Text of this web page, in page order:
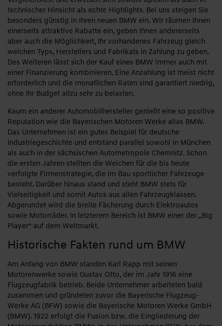
technischer Hinsicht als echte Highlights. Bei uns steigen Sie
besonders günstig in Ihren neuen BMW ein. Wir räumen Ihnen
einerseits attraktive Rabatte ein, geben Ihnen andererseits
aber auch die Möglichkeit, Ihr vorhandenes Fahrzeug gleich
welchen Typs, Herstellers und Fabrikats in Zahlung zu geben.
Des Weiteren lässt sich der Kauf eines BMW immer auch mit
einer Finanzierung kombinieren. Eine Anzahlung ist meist nicht
erforderlich und die monatlichen Raten sind garantiert niedrig,
ohne Ihr Budget allzu sehr zu belasten.
Kaum ein anderer Automobilhersteller genießt eine so positive
Reputation wie die Bayerischen Motoren Werke alias BMW.
Das Unternehmen ist ein gutes Beispiel für deutsche
Industriegeschichte und entstand parallel sowohl in München
als auch in der sächsischen Autometropole Chemnitz. Schon
die ersten Jahren stellten die Weichen für die bis heute
verfolgte Firmenstrategie, die im Bau sportlicher Fahrzeuge
besteht. Darüber hinaus stand und steht BMW stets für
Vielseitigkeit und somit Autos aus allen Fahrzeugklassen.
Abgerundet wird die breite Fächerung durch Elektroautos
sowie Motorräder. In letzterem Bereich ist BMW einer der „Big
Player“ auf dem Weltmarkt.
Historische Fakten rund um BMW
Am Anfang von BMW standen Karl Rapp mit seinen
Motorenwerke sowie Gustav Otto, der im Jahr 1916 eine
Flugzeugfabrik betrieb. Beide Unternehmer arbeiteten bald
zusammen und gründeten zuvor die Bayerische Flugzeug-
Werke AG (BFW) sowie die Bayerische Motoren Werke GmbH
(BMW). 1922 erfolgt die Fusion bzw. die Eingliederung der